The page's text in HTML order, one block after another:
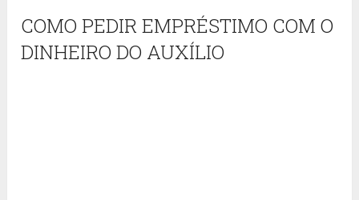
COMO PEDIR EMPRÉSTIMO COM O
DINHEIRO DO AUXÍLIO